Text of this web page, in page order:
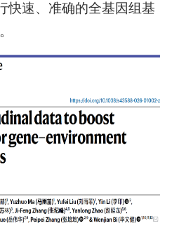
快速、准确的全基因组基